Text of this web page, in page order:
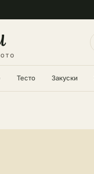
Тесто Закуски